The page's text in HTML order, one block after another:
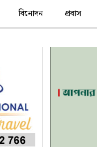
বিনোদন প্রবাস